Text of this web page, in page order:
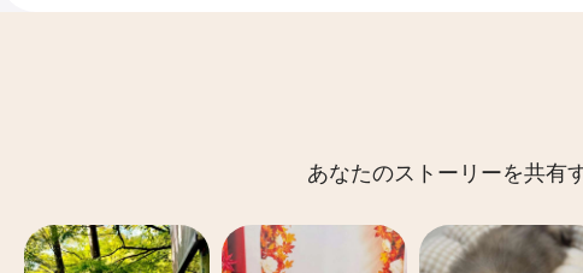
あなたのストーリーを共有